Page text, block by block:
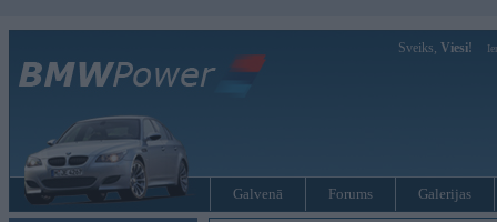
Sveiks, Viesi!
Galvenā Forums Galerijas